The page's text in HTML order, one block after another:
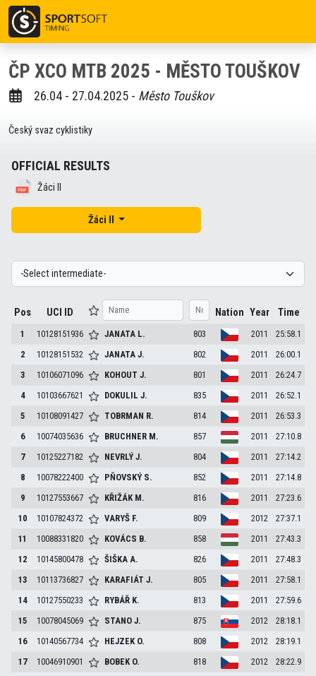
ČP XCO MTB 2025 - MĚSTO TOUŠKOV
26.04 - 27.04.2025 - Město Touškov
Český svaz cyklistiky
OFFICIAL RESULTS
Žáci II
Žáci II
Pos UCI ID Nation Year Time
1 10128151936 JANATA L. 803 2011
25:58.1
2
10128151532 JANATAJ. 802 2011
26:00.1
3
10106071096 KOHOUTJ. 801 2011
26:24.7
4
10103667621 DOKULILJ. 835 2011
26:52.1
5
10108091427 TOBRMAN R. 814 2011
26:53.3
6
10074035636 BRUCHNER M. 857 2011
27:10.8
7
10125227182 NEVRLÝJ. 804 2011
27:14.2
8
10078222400 PŇOVSKÝ S. 852 2011
27:14.8
9
10127553667 KŘIŽÁK M. 816 2011
27:23.6
10
10107824372 VARYŠ F. 809 2012
27:37.1
11
10088331820 KOVÁCS B. 858 2011
27:43.3
12
10145800478 ŠIŠKAA. 826 2011
27:48.3
13
10113736827 KARAFIÁTJ. 805 2011
27:58.1
14
10127550233 RYBÁŘ K. 813 2011
27:59.6
15
10078045069 STANOJ. 875 2012
28:18.1
16
10140567734 HEJZEK O. 808 2012
28:19.1
17
10046910901 BOBEK O. 818 2012
28:22.9